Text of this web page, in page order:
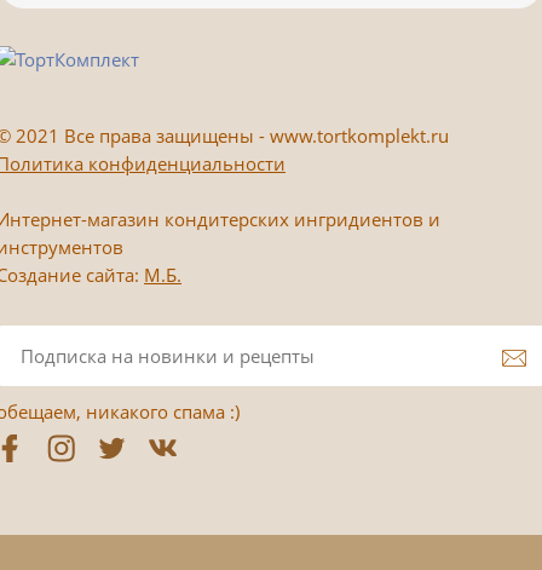
2021 Все права защищены - www.tortkomplekt.ru
конфиденциальности
магазин кондитерских ингридиентов и
сайта: М.Б.
никакого спама :)